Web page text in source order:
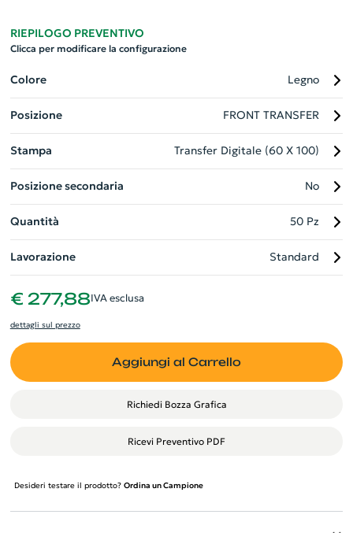
elegante sacchetto di cotone per facilitarne il trasporto e la
perfetta per promuover la vostra azienda durante eventi, fiere
o attività di team building. Dona all'ambiente di lavoro un po'
di leggerezza con questo gioco intramontabile.
RIEPILOGO PREVENTIVO
Clicca per modificare la configurazione
Colore Legno
Posizione FRONT TRANSFER
Stampa Transfer Digitale (60 X 100)
Posizione secondaria No
Quantità 50 Pz
Lavorazione Standard
€ 277,88IVA esclusa
dettagli sul prezzo
Aggiungi al Carrello
Richiedi Bozza Grafica
Ricevi Preventivo PDF
Desideri testare il prodotto? Ordina un Campione